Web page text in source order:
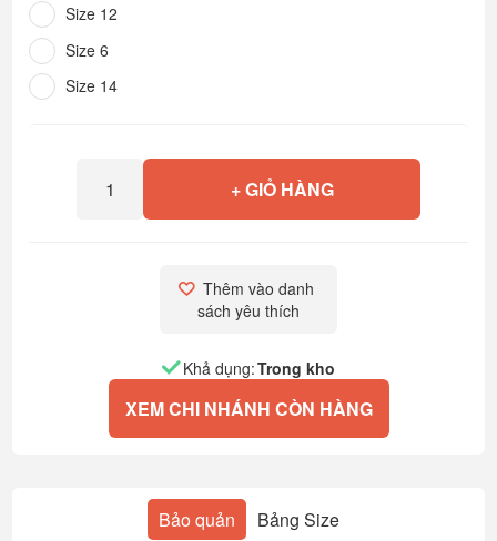
Size 12
Size 6
Size 14
+ GIỎ HÀNG
Thêm vào danh
sách yêu thích
Khả dụng:Trong kho
XEM CHI NHÁNH CÒN HÀNG
Bảo quản Bảng Size